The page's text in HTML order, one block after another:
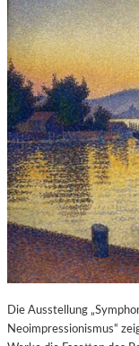
Die Ausstellung
Neoimpressionismus“